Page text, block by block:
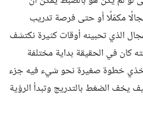
مكمّلًا أو حتى فرصة تدريب
الذي تحبينه أوقات كثيرة نكتشف
كان في الحقيقة بداية مختلفة
خذي خطوة صغيرة نحو شيء فيه جزء
الضغط بالتدريج وتبدأ الرؤية